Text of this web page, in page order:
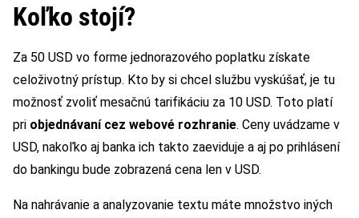
Koľko stojí?
Za 50 USD vo forme jednorazového poplatku získate
celoživotný prístup. Kto by si chcel službu vyskúšať, je tu
možnosť zvoliť mesačnú tarifikáciu za 10 USD. Toto platí
pri objednávaní cez webové rozhranie. Ceny uvádzame v
USD, nakoľko aj banka ich takto zaeviduje a aj po prihlásení
do bankingu bude zobrazená cena len v USD.
Na nahrávanie a analyzovanie textu máte množstvo iných